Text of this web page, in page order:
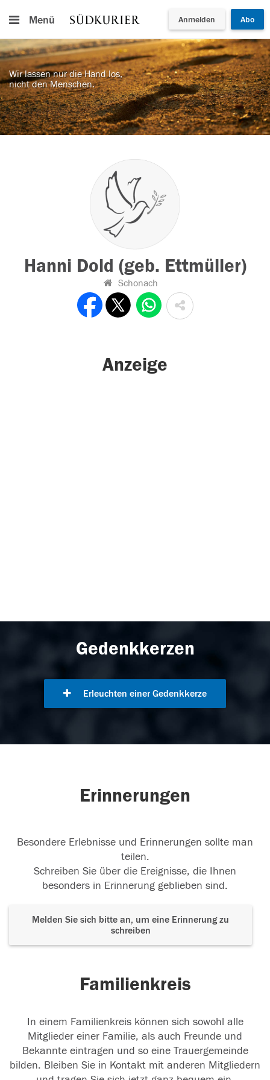
Menü Anmelden Abo
Wir lassen nur die Hand los,
nicht den Menschen.
Hanni Dold (geb. Ettmüller)
Schonach
Anzeige
Gedenkkerzen
Erleuchten einer Gedenkkerze
Erinnerungen
Besondere Erlebnisse und Erinnerungen sollte man
teilen.
Schreiben Sie über die Ereignisse, die Ihnen
besonders in Erinnerung geblieben sind.
Melden Sie sich bitte an, um eine Erinnerung zu
schreiben
Familienkreis
In einem Familienkreis können sich sowohl alle
Mitglieder einer Familie, als auch Freunde und
Bekannte eintragen und so eine Trauergemeinde
bilden. Bleiben Sie in Kontakt mit anderen Mitgliedern